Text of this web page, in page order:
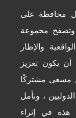
محافظة على
مجموعة
والإطار
يكون تعزيز
مسعى مشتركًا
، ونأمل
هذه في إثراء